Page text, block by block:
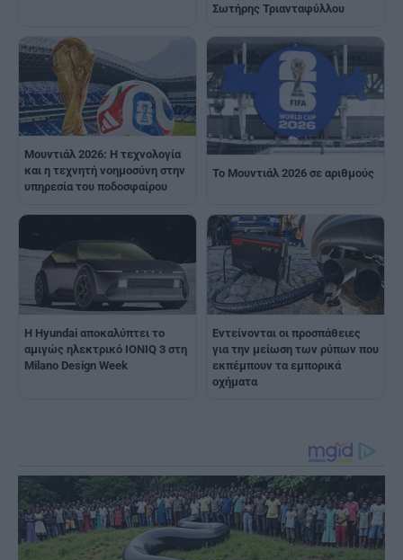
Σωτήρης Τριανταφύλλου
Μουντιάλ 2026: Η τεχνολογία
και η τεχνητή νοημοσύνη στην
υπηρεσία του ποδοσφαίρου
Το Μουντιάλ 2026 σε αριθμούς
Η Hyundai αποκαλύπτει το
αμιγώς ηλεκτρικό IONIQ 3 στη
Milano Design Week
Εντείνονται οι προσπάθειες
για την μείωση των ρύπων που
εκπέμπουν τα εμπορικά
οχήματα